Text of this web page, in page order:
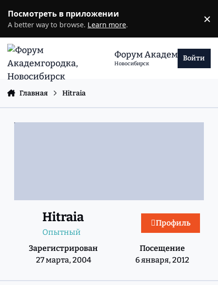
Посмотреть в приложении
A better way to browse. Learn more. ×
Форум Академгородка
Новосибирск
Войти
Главная Hitraia
Hitraia
Опытный
Зарегистрирован
27 марта, 2004
Посещение
6 января, 2012
Профиль